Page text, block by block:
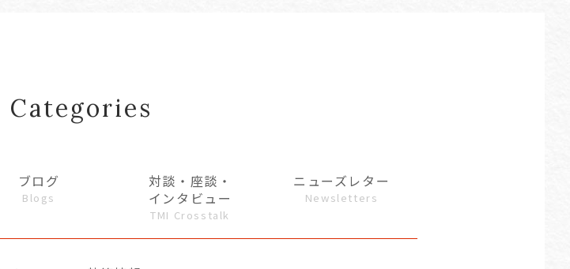
Categories
ブログ
Blogs
対談・座談・
インタビュー
TMI Crosstalk
ニューズレター
Newsletters